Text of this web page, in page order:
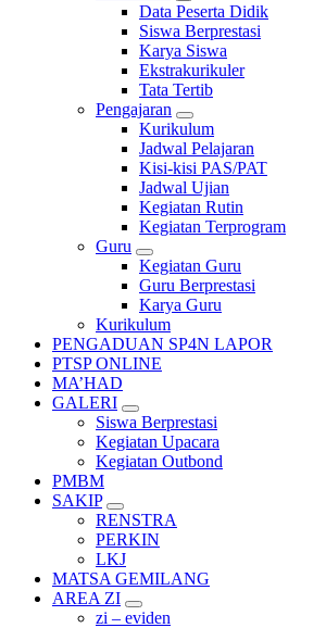
Data Peserta Didik
Siswa Berprestasi
Karya Siswa
Ekstrakurikuler
Tata Tertib
Pengajaran
Kurikulum
Jadwal Pelajaran
Kisi-kisi PAS/PAT
Jadwal Ujian
Kegiatan Rutin
Kegiatan Terprogram
Guru
Kegiatan Guru
Guru Berprestasi
Karya Guru
Kurikulum
PENGADUAN SP4N LAPOR
PTSP ONLINE
MA’HAD
GALERI
Siswa Berprestasi
Kegiatan Upacara
Kegiatan Outbond
PMBM
SAKIP
RENSTRA
PERKIN
LKJ
MATSA GEMILANG
AREA ZI
zi – eviden